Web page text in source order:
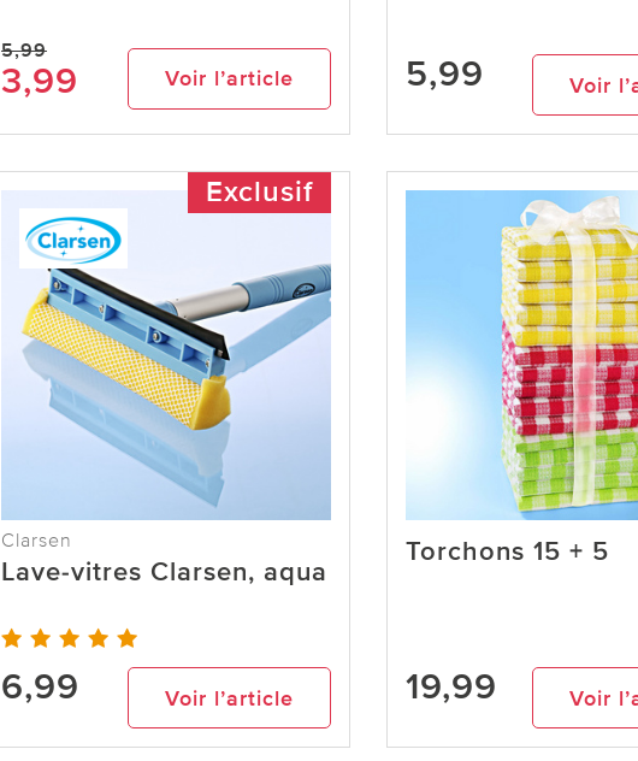
5,99
3,99 Voir l’article 5,99 Voir
Exclusif
Clarsen
Lave-vitres Clarsen, aqua
6,99 Voir l’article
Torchons 15 + 5
19,99 Voir